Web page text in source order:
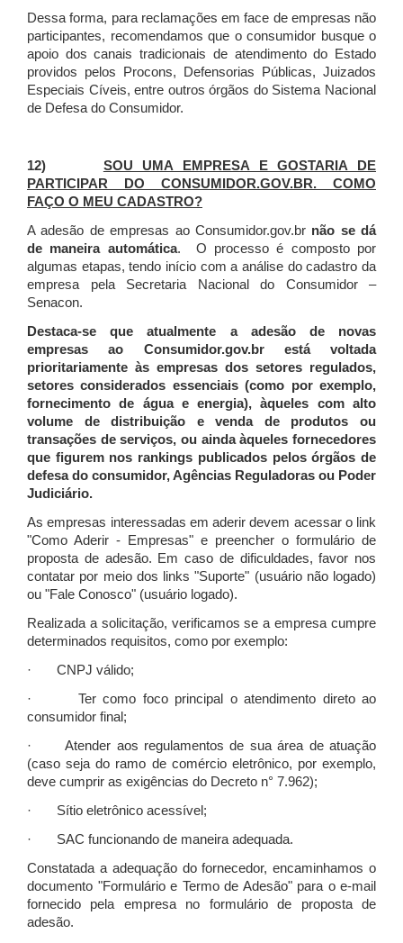
Dessa forma, para reclamações em face de empresas não
participantes, recomendamos que o consumidor busque o
apoio dos canais tradicionais de atendimento do Estado
providos pelos Procons, Defensorias Públicas, Juizados
Especiais Cíveis, entre outros órgãos do Sistema Nacional
de Defesa do Consumidor.
12) SOU UMA EMPRESA E GOSTARIA DE
PARTICIPAR DO CONSUMIDOR.GOV.BR. COMO
FAÇO O MEU CADASTRO?
A adesão de empresas ao Consumidor.gov.br não se dá
de maneira automática. O processo é composto por
algumas etapas, tendo início com a análise do cadastro da
empresa pela Secretaria Nacional do Consumidor –
Senacon.
Destaca-se que atualmente a adesão de novas
empresas ao Consumidor.gov.br está voltada
prioritariamente às empresas dos setores regulados,
setores considerados essenciais (como por exemplo,
fornecimento de água e energia), àqueles com alto
volume de distribuição e venda de produtos ou
transações de serviços, ou ainda àqueles fornecedores
que figurem nos rankings publicados pelos órgãos de
defesa do consumidor, Agências Reguladoras ou Poder
Judiciário.
As empresas interessadas em aderir devem acessar o link
"Como Aderir - Empresas" e preencher o formulário de
proposta de adesão. Em caso de dificuldades, favor nos
contatar por meio dos links "Suporte" (usuário não logado)
ou "Fale Conosco" (usuário logado).
Realizada a solicitação, verificamos se a empresa cumpre
determinados requisitos, como por exemplo:
· CNPJ válido;
· Ter como foco principal o atendimento direto ao
consumidor final;
· Atender aos regulamentos de sua área de atuação
(caso seja do ramo de comércio eletrônico, por exemplo,
deve cumprir as exigências do Decreto n° 7.962);
· Sítio eletrônico acessível;
· SAC funcionando de maneira adequada.
Constatada a adequação do fornecedor, encaminhamos o
documento "Formulário e Termo de Adesão" para o e-mail
fornecido pela empresa no formulário de proposta de
adesão.